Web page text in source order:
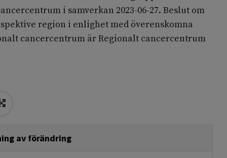
i samverkan 2023-06-27. Beslut om
region i enlighet med överenskomna
cancercentrum är Regionalt cancercentrum
av förändring